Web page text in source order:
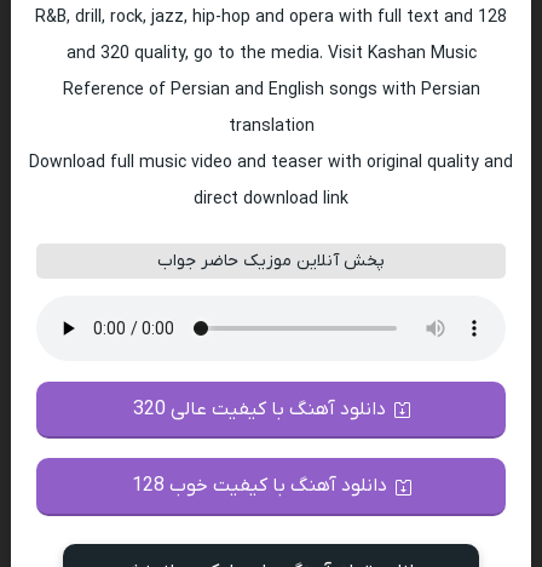
R&B, drill, rock, jazz, hip-hop and opera with full text and 128
and 320 quality, go to the media. Visit Kashan Music
Reference of Persian and English songs with Persian
translation
Download full music video and teaser with original quality and
direct download link
پخش آنلاین موزیک حاضر جواب
دانلود آهنگ با کیفیت عالی 320
دانلود آهنگ با کیفیت خوب 128